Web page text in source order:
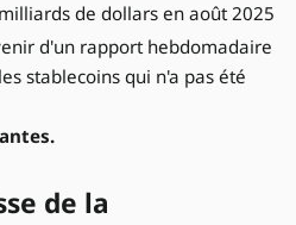
de dollars en août 2025
d'un rapport hebdomadaire
stablecoins qui n'a pas été
de la